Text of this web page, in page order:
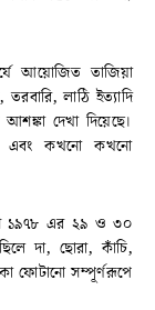
আয়োজিত তাজিয়া
লাঠি ইত্যাদি
দেখা দিয়েছে।
এবং কখনো কখনো
১৯৭৮ এর ২৯ ও ৩০
দা, ছোরা, কাঁচি,
ফোটানো সম্পূর্ণরূপে